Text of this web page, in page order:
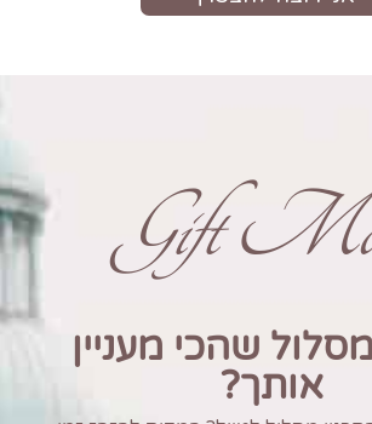
Gift
שהכי מעניין
אותך?